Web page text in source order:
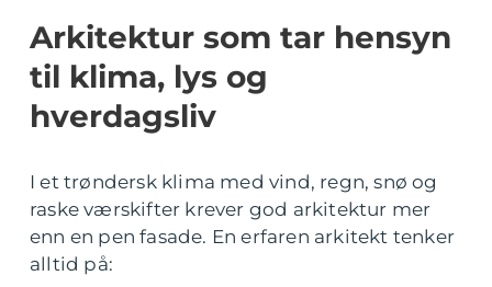
Arkitektur som tar hensyn
til klima, lys og
hverdagsliv
I et trøndersk klima med vind, regn, snø og
raske værskifter krever god arkitektur mer
enn en pen fasade. En erfaren arkitekt tenker
alltid på: